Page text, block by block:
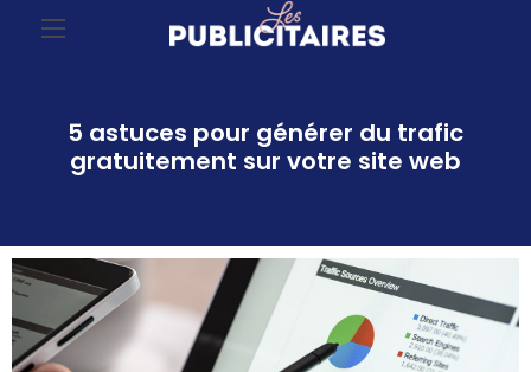
5 astuces pour générer du trafic
gratuitement sur votre site web